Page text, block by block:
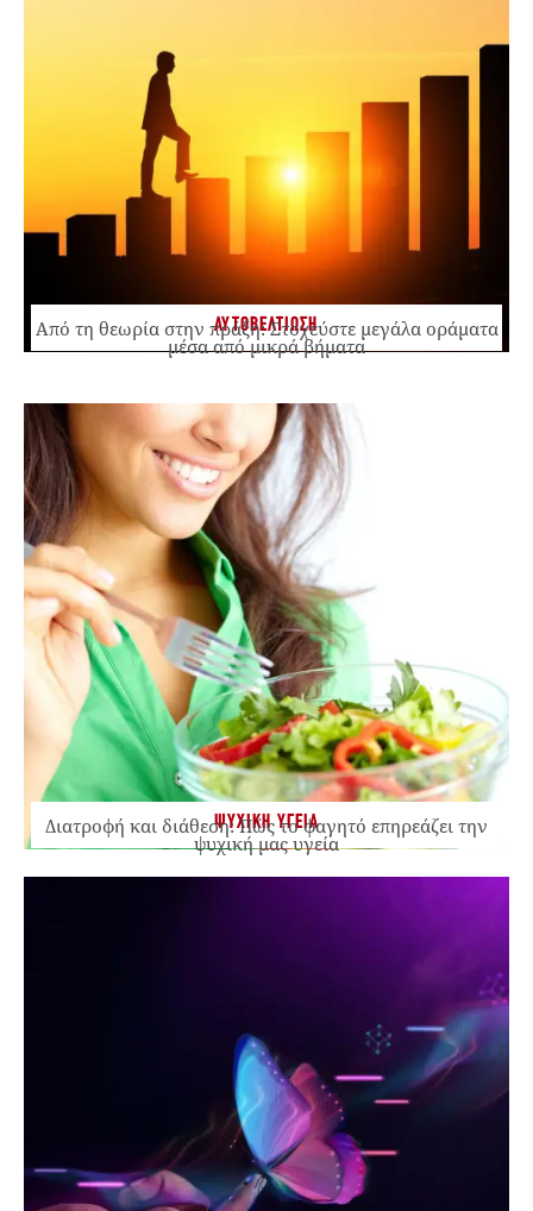
ΑΥΤΟΒΕΛΤΙΩΣΗ
Από τη θεωρία στην πράξη: Στοχεύστε μεγάλα οράματα
μέσα από μικρά βήματα
ΨΥΧΙΚΗ ΥΓΕΙΑ
Διατροφή και διάθεση: Πώς το φαγητό επηρεάζει την
ψυχική μας υγεία